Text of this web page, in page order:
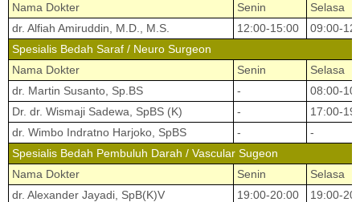
Nama Dokter
Senin
Selasa
dr. Alfiah Amiruddin, M.D., M.S.
12:00-15:00
09:00-
Spesialis Bedah Saraf / Neuro Surgeon
Nama Dokter
Senin
Selasa
dr. Martin Susanto, Sp.BS
-
08:00-
Dr. dr. Wismaji Sadewa, SpBS (K)
-
17:00-
dr. Wimbo Indratno Harjoko, SpBS
-
-
Spesialis Bedah Pembuluh Darah / Vascular Sugeon
Nama Dokter
Senin
Selasa
dr. Alexander Jayadi, SpB(K)V
19:00-20:00
19:00-